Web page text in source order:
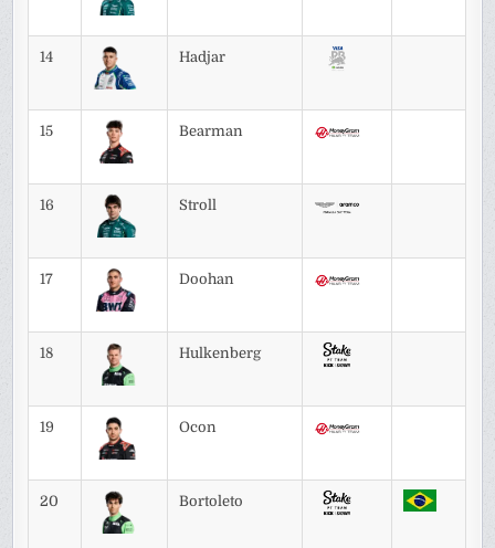
14 Hadjar
15 Bearman
16 Stroll
17 Doohan
18 Hulkenberg
19 Ocon
20 Bortoleto